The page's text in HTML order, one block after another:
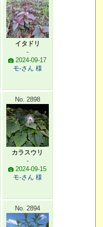
イタドリ
-
2024-09-17
モ-さん 様
No. 2898
カラスウリ
-
2024-09-15
モ-さん 様
No. 2894